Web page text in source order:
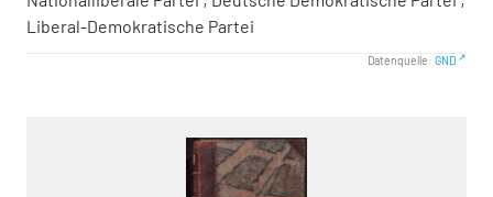
Liberal-Demokratische Partei
Datenquelle: GND